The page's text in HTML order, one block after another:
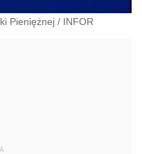
Pieniężnej / INFOR